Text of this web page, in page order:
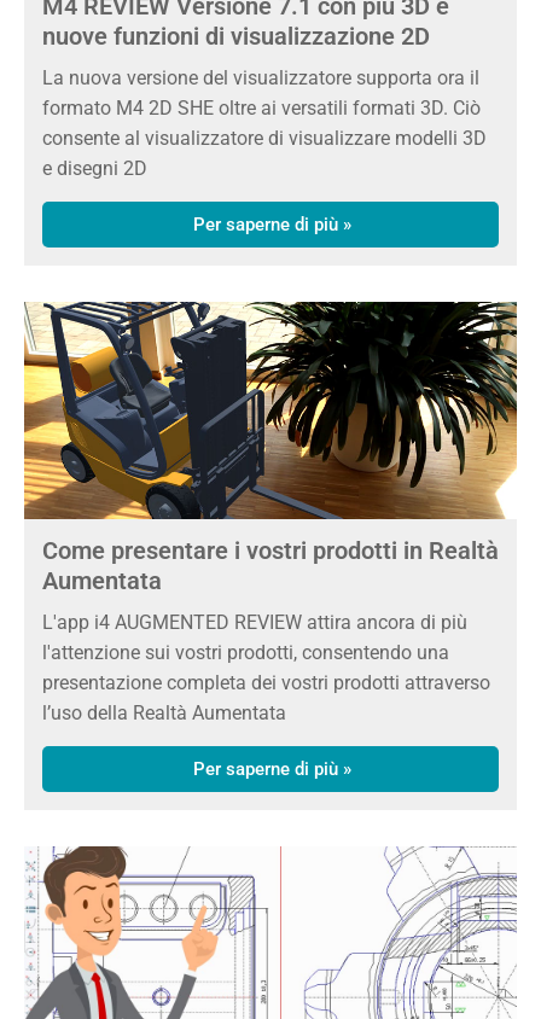
M4 REVIEW Versione 7.1 con più 3D e
nuove funzioni di visualizzazione 2D
La nuova versione del visualizzatore supporta ora il
formato M4 2D SHE oltre ai versatili formati 3D. Ciò
consente al visualizzatore di visualizzare modelli 3D
e disegni 2D
Per saperne di più »
Come presentare i vostri prodotti in Realtà
Aumentata
L'app i4 AUGMENTED REVIEW attira ancora di più
l'attenzione sui vostri prodotti, consentendo una
presentazione completa dei vostri prodotti attraverso
l’uso della Realtà Aumentata
Per saperne di più »